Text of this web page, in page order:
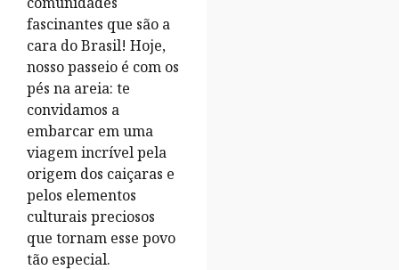
fascinantes que são a
cara do Brasil! Hoje,
nosso passeio é com os
pés na areia: te
convidamos a
embarcar em uma
viagem incrível pela
origem dos caiçaras e
pelos elementos
culturais preciosos
que tornam esse povo
tão especial.